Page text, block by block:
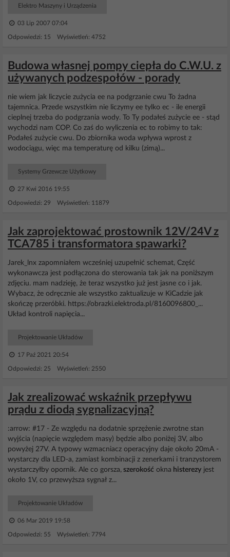
Elektro Maszyny i Urządzenia
03 Lip 2007 07:04
Odpowiedzi: 15 Wyświetleń: 4752
Budowa własnej pompy ciepła do C.W.U. z
używanych podzespołów - porady
nie wiem jak liczycie zużycia ee na podgrzanie cwu To żadna
tajemnica. Przede wszystkim nie liczymy ee tylko ec - ile energii
cieplnej trzeba do podgrzania wody. To Ty podałeś zużycie ee - stąd
wychodzi nam COP. Co zaś do wyliczenia ec to robimy to tak:
Podałeś zużycie cwu. Do zbiornika woda wpływa wprost z
wodociągu, więc ma temperaturę od kilku (zimą)...
Systemy Grzewcze Użytkowy
27 Kwi 2016 19:55
Odpowiedzi: 29 Wyświetleń: 11879
Jak zaprojektować prostownik 12V/24V z
TCA785 i transformatora spawarki?
Jarek_lnx zapomniałem wcześniej uzupełnić schemat, Część
wykonawcza jest podłączona do sterowania tak jak na poniższym
zdjęciu. mam nadzieję, że teraz wszystko już jest jasne co i jak.
Wybacz, że odręcznie ale wszystko zaktualizuje w KiCadzie jak
skończę przeróbki. https://obrazki.elektroda.pl/8160096800_...
Układ kontroli napięcia...
Projektowanie Układów
17 Paź 2021 20:54
Odpowiedzi: 25 Wyświetleń: 2550
Jak zrealizować wskaźnik przepływu
prądu z diodą sygnalizacyjną?
:arrow: #17 - Ze względu na dodatnie sprzężenie zwrotne stan
wyjścia (napięcie względem masy) będzie albo poniżej 3V, albo
powyżej 27V. A typowy wzmacniacz operacyjny daje około 20mA -
wystarczy dla LED-a, zamiast kombinacji z zenerkami i tranzystorem
wystarczyłby opornik. Ale co gorsza, szerokość okna histerezy jest
około 1V, co przewyższa sygnał z...
Projektowanie Układów
06 Mar 2019 19:58
Odpowiedzi: 55 Wyświetleń: 7794